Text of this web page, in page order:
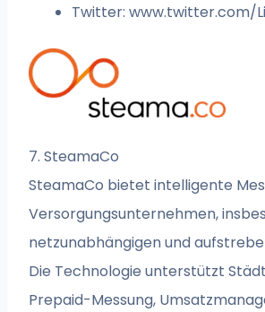
Twitter: www.twitter.com/
7. SteamaCo
SteamaCo bietet intelligente
Versorgungsunternehmen,
netzunabhängigen und
Die Technologie unterstützt
Prepaid-Messung,